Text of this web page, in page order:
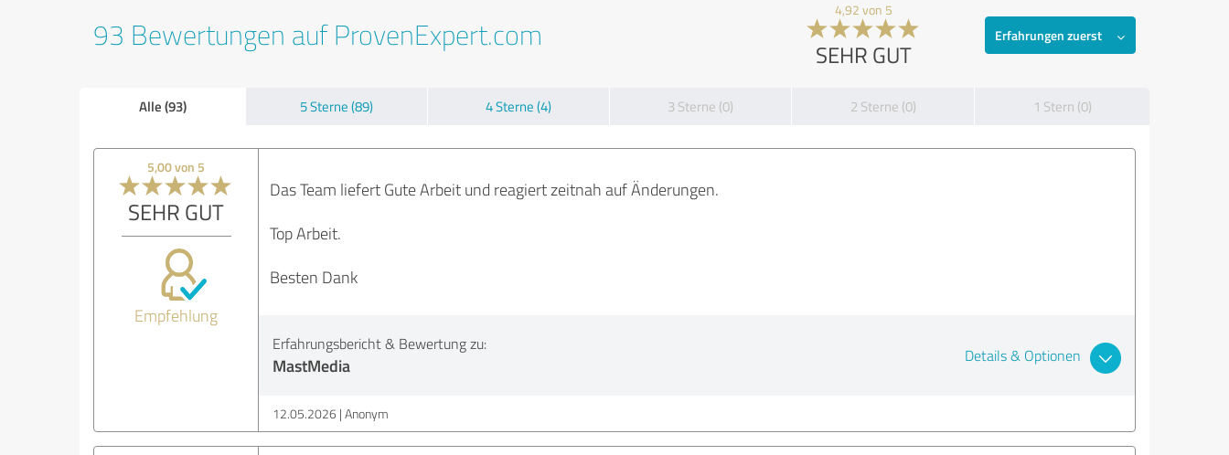
93 Bewertungen auf ProvenExpert.com
4,92 von 5
SEHR GUT
Erfahrungen zuerst
Alle (93) 5 Sterne (89) 4 Sterne (4) 3 Sterne (0) 2 Sterne (0) 1 Stern (0)
5,00 von 5
SEHR GUT
Empfehlung
Das Team liefert Gute Arbeit und reagiert zeitnah auf Änderungen.
Top Arbeit.
Besten Dank
Erfahrungsbericht & Bewertung zu:
MastMedia Details & Optionen
12.05.2026 Anonym